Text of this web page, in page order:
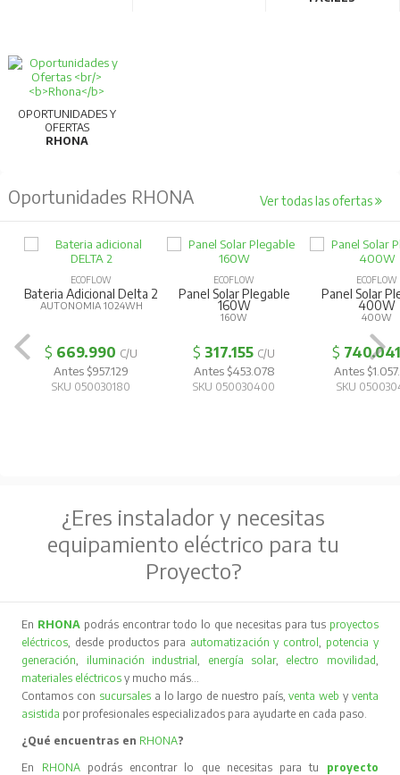
OPORTUNIDADES Y
OFERTAS
RHONA
Oportunidades RHONA Ver todas las ofertas
ECOFLOW
Bateria Adicional Delta 2
AUTONOMIA 1024WH
$ 669.990 C/U
Antes $957.129
SKU 050030180
ECOFLOW
Panel Solar Plegable
160W
160W
$ 317.155 C/U
Antes $453.078
SKU 050030400
ECOFLOW
Panel Solar
400W
400W
$ 740.041
Antes
SKU
¿Eres instalador y necesitas
equipamiento eléctrico para tu
Proyecto?
En RHONA podrás encontrar todo lo que necesitas para tus proyectos
eléctricos , desde productos para automatización y control
potencia y
generación
iluminación industrial energía solar, electro movilidad
materiales eléctricos y mucho más…
Contamos con sucursales a lo largo de nuestro país,venta web y venta
asistida por profesionales especializados para ayudarte en cada paso.
¿Qué encuentras en RHONA?
En RHONA podrás encontrar lo que necesitas para tu proyecto